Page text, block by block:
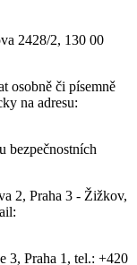
2428/2, 130 00
osobně či písemně
na adresu:
bezpečnostních
2, Praha 3 - Žižkov,
3, Praha 1, tel.: +420